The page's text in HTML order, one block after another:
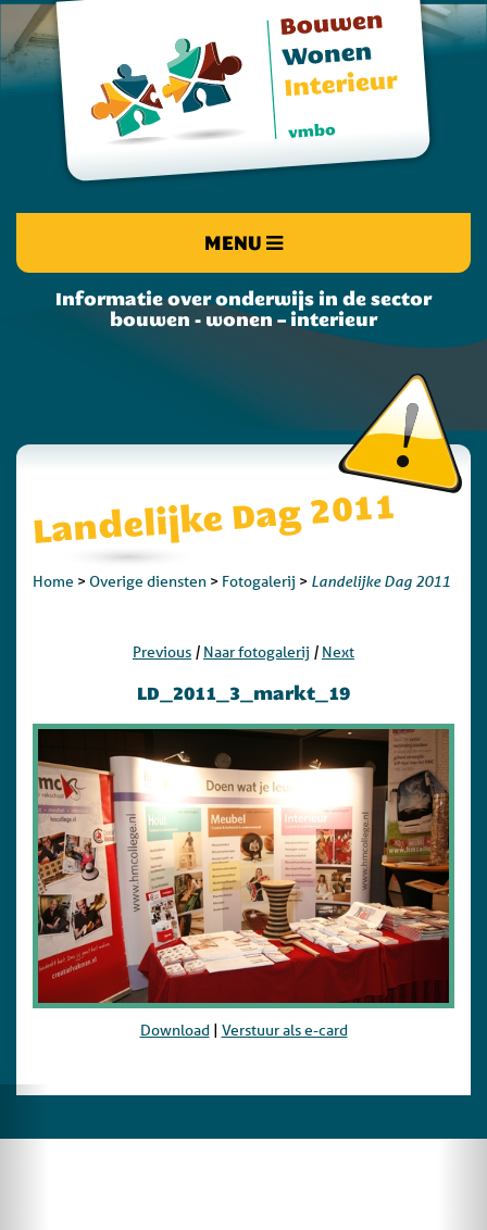
MENU
Informatie over onderwijs in de sector
bouwen - wonen – interieur
Landelijke Dag 2011
Home > Overige diensten > Fotogalerij > Landelijke Dag 2011
Previous | Naar fotogalerij | Next
LD_2011_3_markt_19
Download| Verstuur als e-card